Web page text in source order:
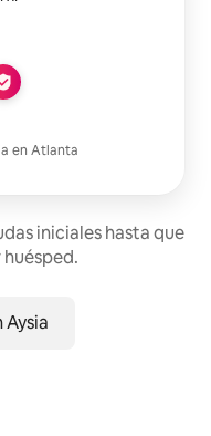
en Atlanta
iniciales hasta que